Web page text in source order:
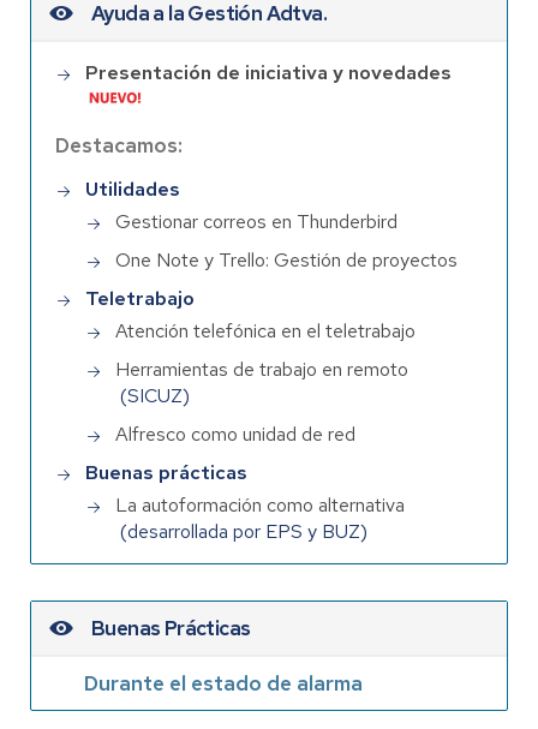
Ayuda a la Gestión Adtva.
Presentación de iniciativa y novedades
Destacamos:
Utilidades
Gestionar correos en Thunderbird
One Note y Trello: Gestión de proyectos
Teletrabajo
Atención telefónica en el teletrabajo
Herramientas de trabajo en remoto
(SICUZ)
Alfresco como unidad de red
Buenas prácticas
La autoformación como alternativa
(desarrollada por EPS y BUZ)
Buenas Prácticas
Durante el estado de alarma